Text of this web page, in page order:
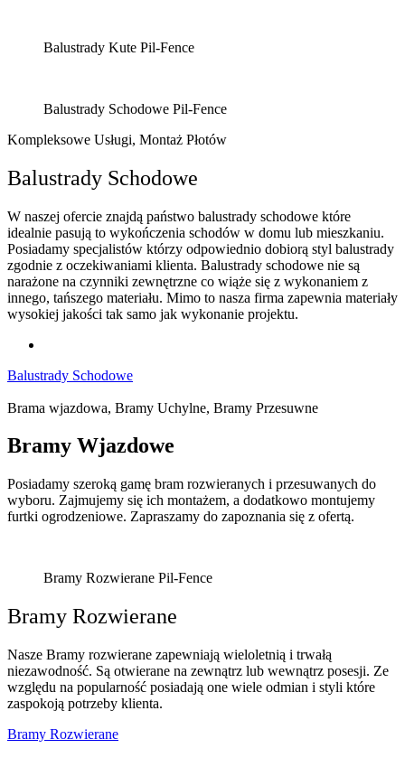
Balustrady Kute Pil-Fence
Balustrady Schodowe Pil-Fence
Kompleksowe Usługi, Montaż Płotów
Balustrady Schodowe
W naszej ofercie znajdą państwo balustrady schodowe które
idealnie pasują to wykończenia schodów w domu lub mieszkaniu.
Posiadamy specjalistów którzy odpowiednio dobiorą styl balustrady
zgodnie z oczekiwaniami klienta. Balustrady schodowe nie są
narażone na czynniki zewnętrzne co wiąże się z wykonaniem z
innego, tańszego materiału. Mimo to nasza firma zapewnia materiały
wysokiej jakości tak samo jak wykonanie projektu.
Balustrady Schodowe
Brama wjazdowa, Bramy Uchylne, Bramy Przesuwne
Bramy Wjazdowe
Posiadamy szeroką gamę bram rozwieranych i przesuwanych do
wyboru. Zajmujemy się ich montażem, a dodatkowo montujemy
furtki ogrodzeniowe. Zapraszamy do zapoznania się z ofertą.
Bramy Rozwierane Pil-Fence
Bramy Rozwierane
Nasze Bramy rozwierane zapewniają wieloletnią i trwałą
niezawodność. Są otwierane na zewnątrz lub wewnątrz posesji. Ze
względu na popularność posiadają one wiele odmian i styli które
zaspokoją potrzeby klienta.
Bramy Rozwierane